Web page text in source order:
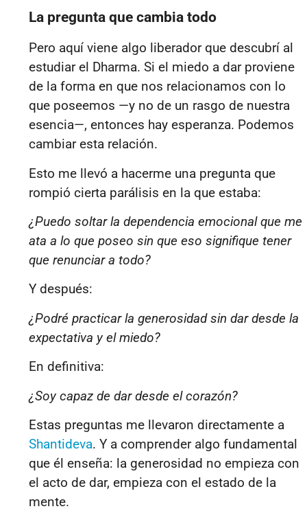
La pregunta que cambia todo
Pero aquí viene algo liberador que descubrí al
estudiar el Dharma. Si el miedo a dar proviene
de la forma en que nos relacionamos con lo
que poseemos —y no de un rasgo de nuestra
esencia—, entonces hay esperanza. Podemos
cambiar esta relación.
Esto me llevó a hacerme una pregunta que
rompió cierta parálisis en la que estaba:
¿Puedo soltar la dependencia emocional que me
ata a lo que poseo sin que eso signifique tener
que renunciar a todo?
Y después:
¿Podré practicar la generosidad sin dar desde la
expectativa y el miedo?
En definitiva:
¿Soy capaz de dar desde el corazón?
Estas preguntas me llevaron directamente a
Shantideva. Y a comprender algo fundamental
que él enseña: la generosidad no empieza con
el acto de dar, empieza con el estado de la
mente.